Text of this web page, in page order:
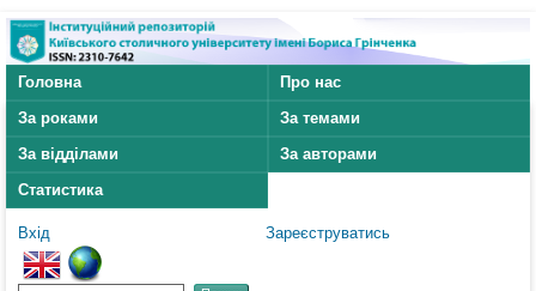
Головна
Про нас
За роками
За темами
За відділами
За авторами
Статистика
Вхід Зареєструватись